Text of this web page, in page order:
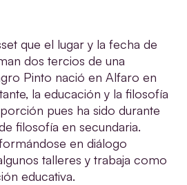
que el lugar y la fecha de
dos tercios de una
Pinto nació en Alfaro en
la educación y la filosofía
pues ha sido durante
filosofía en secundaria.
en diálogo
talleres y trabaja como
educativa.